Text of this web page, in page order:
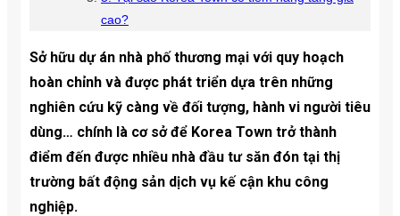
cao?
Sở hữu dự án nhà phố thương mại với quy hoạch
hoàn chỉnh và được phát triển dựa trên những
nghiên cứu kỹ càng về đối tượng, hành vi người tiêu
dùng… chính là cơ sở để Korea Town trở thành
điểm đến được nhiều nhà đầu tư săn đón tại thị
trường bất động sản dịch vụ kế cận khu công
nghiệp.